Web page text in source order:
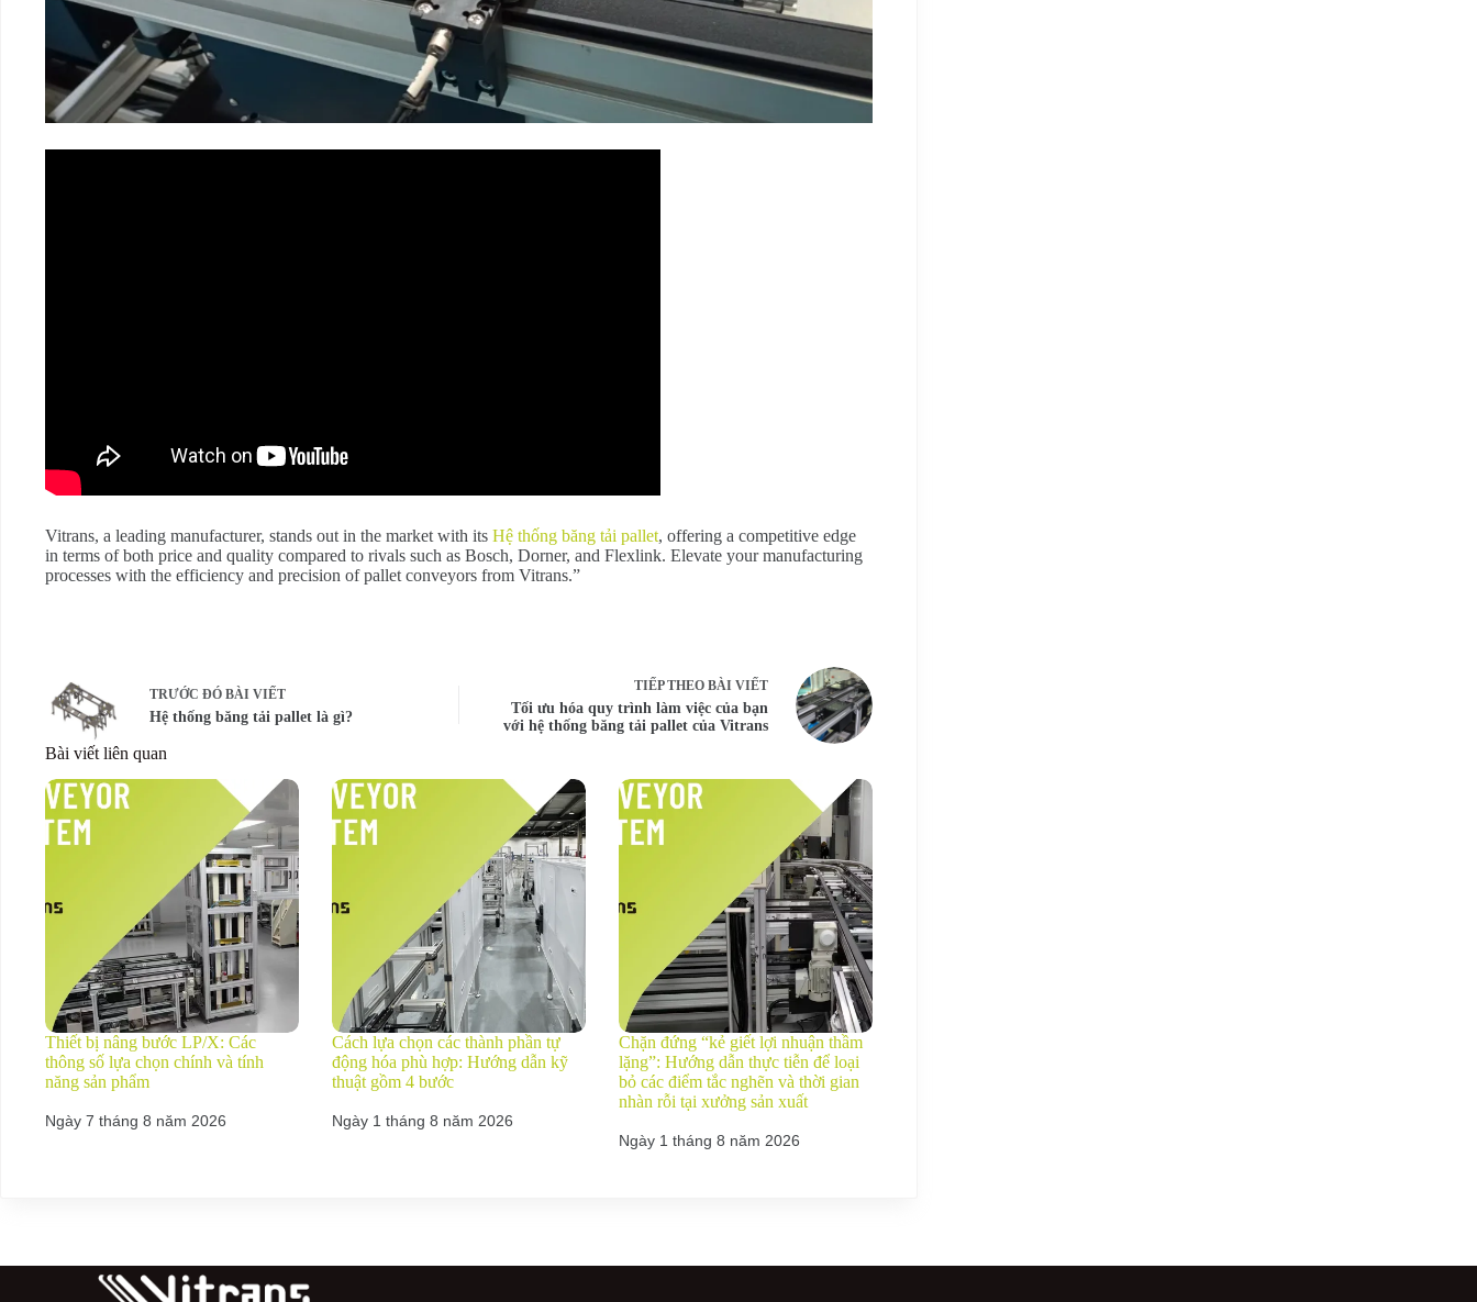
Vitrans, a leading manufacturer, stands out in the market with its Hệ thống băng tải pallet, offering a competitive edge
in terms of both price and quality compared to rivals such as Bosch, Dorner, and Flexlink. Elevate your manufacturing
processes with the efficiency and precision of pallet conveyors from Vitrans.”
TRƯỚC ĐÓ BÀI VIẾT
Hệ thống băng tải pallet là gì?
TIẾP THEO BÀI VIẾT
Tối ưu hóa quy trình làm việc của bạn
với hệ thống băng tải pallet của Vitrans
Bài viết liên quan
Thiết bị nâng bước LP/X: Các
thông số lựa chọn chính và tính
năng sản phẩm
Ngày 7 tháng 8 năm 2026
Cách lựa chọn các thành phần tự
động hóa phù hợp: Hướng dẫn kỹ
thuật gồm 4 bước
Ngày 1 tháng 8 năm 2026
Chặn đứng “kẻ giết lợi nhuận thầm
lặng”: Hướng dẫn thực tiễn để loại
bỏ các điểm tắc nghẽn và thời gian
nhàn rỗi tại xưởng sản xuất
Ngày 1 tháng 8 năm 2026